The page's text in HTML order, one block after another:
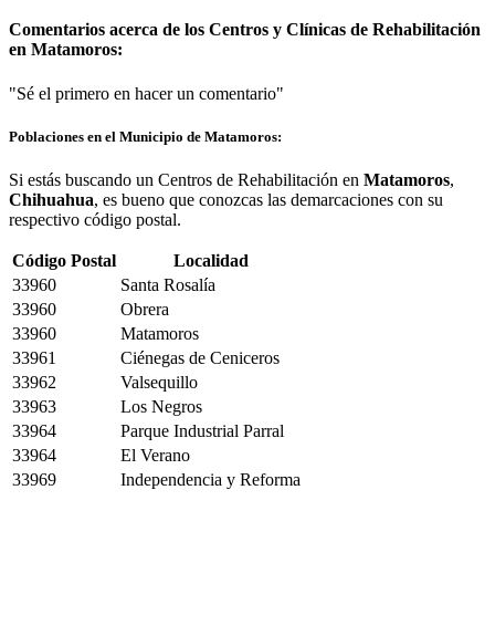
Comentarios acerca de los Centros y Clínicas de Rehabilitación
en Matamoros:
"Sé el primero en hacer un comentario"
Poblaciones en el Municipio de Matamoros:
Si estás buscando un Centros de Rehabilitación en Matamoros,
Chihuahua, es bueno que conozcas las demarcaciones con su
respectivo código postal.
Código Postal
Localidad
33960
Santa Rosalía
33960
Obrera
33960
Matamoros
33961
Ciénegas de Ceniceros
33962
Valsequillo
33963
Los Negros
33964
Parque Industrial Parral
33964
El Verano
33969
Independencia y Reforma